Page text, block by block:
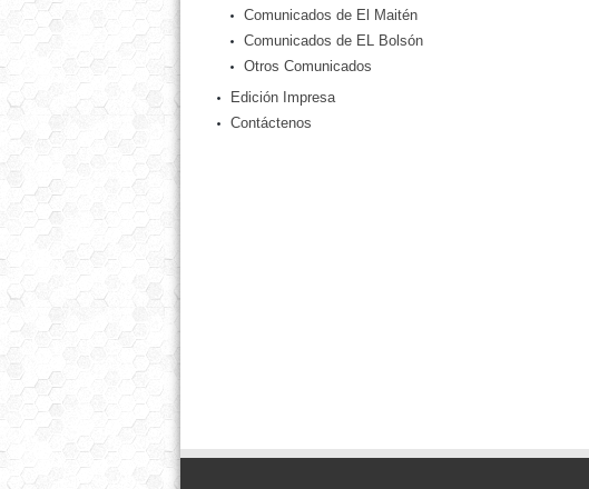
Comunicados de El Maitén
Comunicados de EL Bolsón
Otros Comunicados
Edición Impresa
Contáctenos